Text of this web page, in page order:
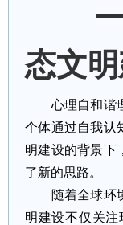
态文
心理自和谐理
个体通过自我认
明建设的背景下
了新的思路。
随着全球环境
明建设不仅关